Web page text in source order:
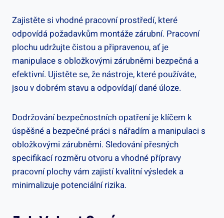
Zajistěte si vhodné pracovní prostředí, které
odpovídá požadavkům montáže zárubní. Pracovní
plochu udržujte čistou a připravenou, ať je
manipulace s obložkovými zárubněmi bezpečná a
efektivní. Ujistěte se, že nástroje, které používáte,
jsou v dobrém stavu a odpovídají dané úloze.
Dodržování bezpečnostních opatření je klíčem k
úspěšné a bezpečné práci s nářadím a manipulaci s
obložkovými zárubněmi. Sledování přesných
specifikací rozměru otvoru a vhodné přípravy
pracovní plochy vám zajistí kvalitní výsledek a
minimalizuje potenciální rizika.